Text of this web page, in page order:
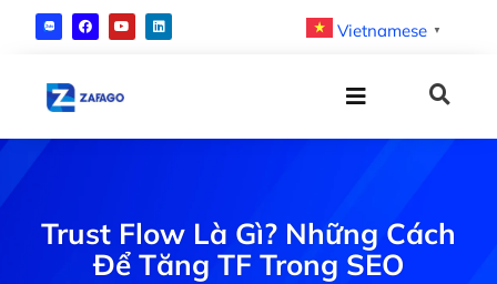
Vietnamese ▼
Trust Flow Là Gì? Những Cách
Để Tăng TF Trong SEO